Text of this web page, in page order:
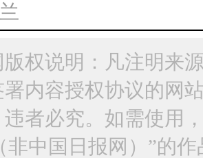
权说明：凡注明来
署内容授权协议的网
者必究。如需使用
中国日报网）”的